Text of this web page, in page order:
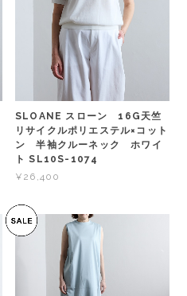
SLOANE スローン 16G天竺
リサイクルポリエステル×コット
ン 半袖クルーネック ホワイ
ト SL10S-1074
¥26,400